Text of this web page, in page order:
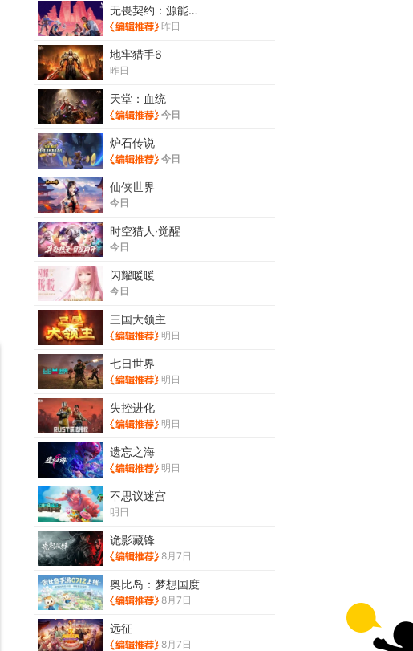
无畏契约：源能行动
昨日
地牢猎手6
昨日
天堂：血统
今日
炉石传说
今日
仙侠世界
今日
时空猎人·觉醒
今日
闪耀暖暖
今日
三国大领主
明日
七日世界
明日
失控进化
明日
遗忘之海
明日
不思议迷宫
明日
诡影藏锋
8月7日
奥比岛：梦想国度
8月7日
远征
8月7日